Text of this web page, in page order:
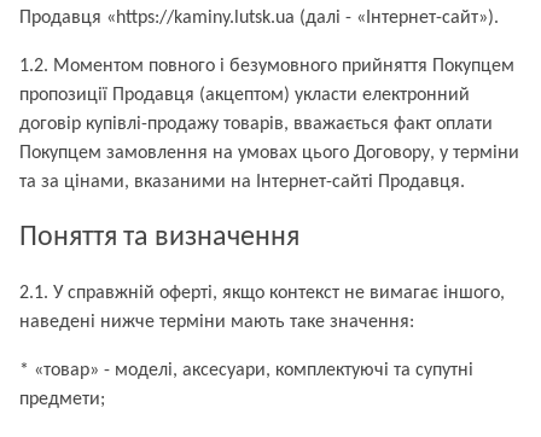
Продавця «https://kaminy.lutsk.ua (далі - «Інтернет-сайт»).
1.2. Моментом повного і безумовного прийняття Покупцем
пропозиції Продавця (акцептом) укласти електронний
договір купівлі-продажу товарів, вважається факт оплати
Покупцем замовлення на умовах цього Договору, у терміни
та за цінами, вказаними на Інтернет-сайті Продавця.
Поняття та визначення
2.1. У справжній оферті, якщо контекст не вимагає іншого,
наведені нижче терміни мають таке значення:
* «товар» - моделі, аксесуари, комплектуючі та супутні
предмети;